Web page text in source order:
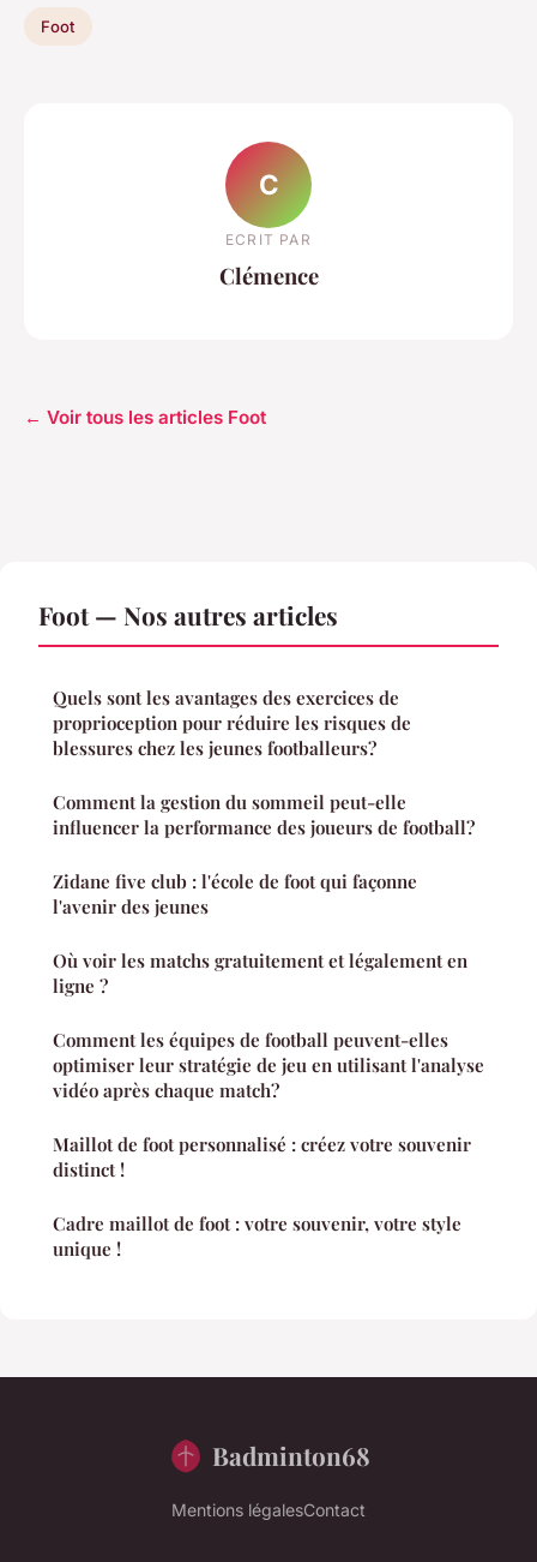
Foot
C
ECRIT PAR
Clémence
← Voir tous les articles Foot
Foot — Nos autres articles
Quels sont les avantages des exercices de
proprioception pour réduire les risques de
blessures chez les jeunes footballeurs?
Comment la gestion du sommeil peut-elle
influencer la performance des joueurs de football?
Zidane five club : l'école de foot qui façonne
l'avenir des jeunes
Où voir les matchs gratuitement et légalement en
ligne ?
Comment les équipes de football peuvent-elles
optimiser leur stratégie de jeu en utilisant l'analyse
vidéo après chaque match?
Maillot de foot personnalisé : créez votre souvenir
distinct !
Cadre maillot de foot : votre souvenir, votre style
unique !
Badminton68
Mentions légalesContact